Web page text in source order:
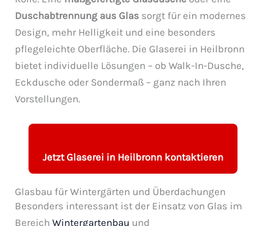
Duschabtrennung aus Glas sorgt für ein modernes
Design, mehr Helligkeit und eine besonders
pflegeleichte Oberfläche. Die Glaserei in Heilbronn
bietet individuelle Lösungen – ob Walk-In-Dusche,
Eckdusche oder Sondermaß – ganz nach Ihren
Vorstellungen.
Jetzt Glaserei in Heilbronn kontaktieren
Glasbau für Wintergärten und Überdachungen
Besonders interessant ist der Einsatz von Glas im
Bereich Wintergartenbau und